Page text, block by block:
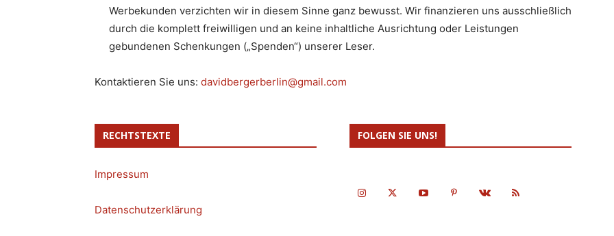
Werbekunden verzichten wir in diesem Sinne ganz bewusst. Wir finanzieren uns ausschließlich
durch die komplett freiwilligen und an keine inhaltliche Ausrichtung oder Leistungen
gebundenen Schenkungen („Spenden“) unserer Leser.
Kontaktieren Sie uns: davidbergerberlin@gmail.com
RECHTSTEXTE
Impressum
Datenschutzerklärung
FOLGEN SIE UNS!